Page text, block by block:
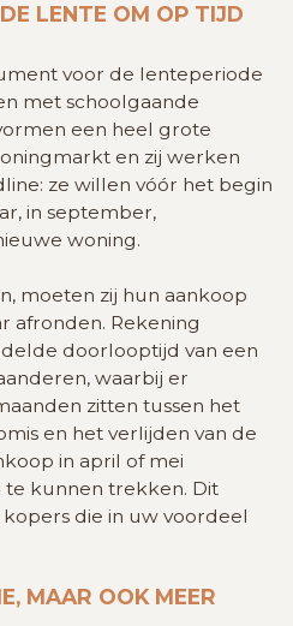
LENTE OM OP TIJD
voor de lenteperiode
met schoolgaande
een heel grote
en zij werken
ze willen vóór het begin
in september,
woning.
moeten zij hun aankoop
afronden. Rekening
doorlooptijd van een
waarbij er
zitten tussen het
en het verlijden van de
in april of mei
te kunnen trekken. Dit
die in uw voordeel
MAAR OOK MEER